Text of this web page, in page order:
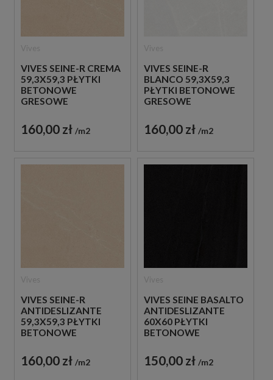
VIVES SEINE-R CREMA
59,3X59,3 PŁYTKI
BETONOWE
GRESOWE
160,00 zł m2
VIVES SEINE-R
BLANCO 59,3X59,3
PŁYTKI BETONOWE
GRESOWE
160,00 zł m2
VIVES SEINE-R
ANTIDESLIZANTE
59,3X59,3 PŁYTKI
BETONOWE
160,00 zł m2
VIVES SEINE BASALTO
ANTIDESLIZANTE
60X60 PŁYTKI
BETONOWE
150,00 zł m2